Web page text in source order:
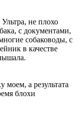
не плохо
с документами,
собаководы, с
в качестве
а результата
блохи